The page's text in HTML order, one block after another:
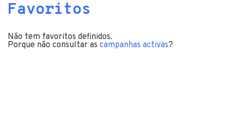
Favoritos
Não tem favoritos definidos.
Porque não consultar as campanhas activas?